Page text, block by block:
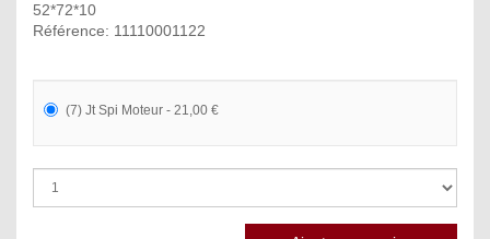
52*72*10
Référence: 11110001122
(7) Jt Spi Moteur - 21,00 €